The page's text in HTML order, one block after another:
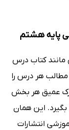
پایه هشتم
کتاب درس
هر درس را
عمیق هر بخش
بگیرد. این همان
انتشارات